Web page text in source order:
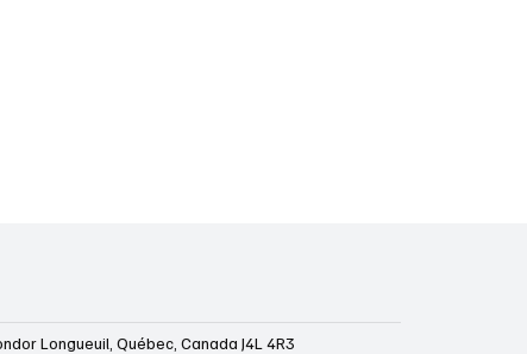
Longueuil, Québec, Canada J4L 4R3